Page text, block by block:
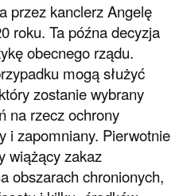
przez kanclerz Angelę
roku. Ta późna decyzja
obecnego rządu.
mogą służyć
zostanie wybrany
na rzecz ochrony
i zapomniany. Pierwotnie
wiążący zakaz
obszarach chronionych,